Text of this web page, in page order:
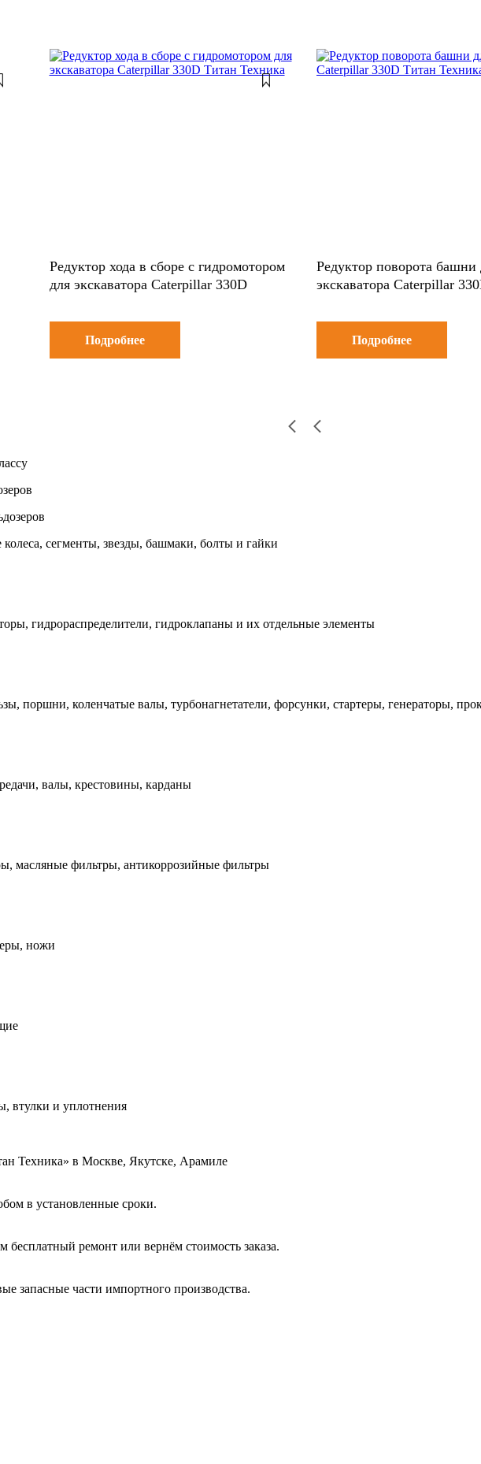
Редуктор хода в сборе с гидромотором
для экскаватора Caterpillar 330D
Подробнее
Редуктор поворота башни
экскаватора Caterpillar
Подробнее
сегменты, звезды, башмаки, болты и гайки
гидрораспределители, гидроклапаны и их отдельные элементы
поршни, коленчатые валы, турбонагнетатели, форсунки, стартеры, генераторы,
валы, крестовины, карданы
масляные фильтры, антикоррозийные фильтры
ножи
втулки и уплотнения
Техника» в Москве, Якутске, Арамиле
в установленные сроки.
бесплатный ремонт или вернём стоимость заказа.
запасные части импортного производства.